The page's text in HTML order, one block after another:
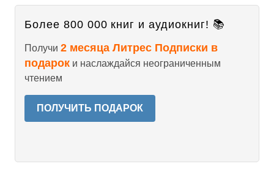
Более 800 000 книг и аудиокниг! 📚
Получи 2 месяца Литрес Подписки в
подарок и наслаждайся неограниченным
чтением
ПОЛУЧИТЬ ПОДАРОК